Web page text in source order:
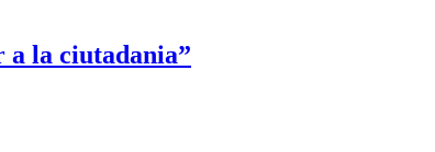
a la ciutadania”